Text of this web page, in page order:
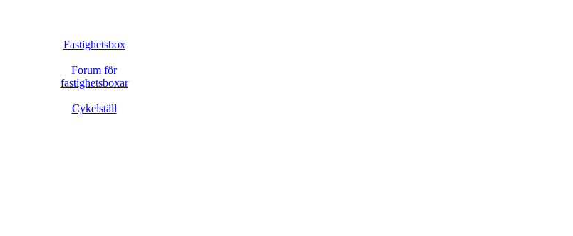
Fastighetsbox
Forum för
fastighetsboxar
Cykelställ